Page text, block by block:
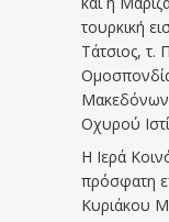
τουρκική
Τάτσιος, τ.
Οχυρού
Η Ιερά
πρόσφατη
Κυριάκου